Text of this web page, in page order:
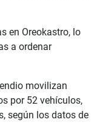
en Oreokastro, lo
a ordenar
movilizan
por 52 vehículos,
según los datos de